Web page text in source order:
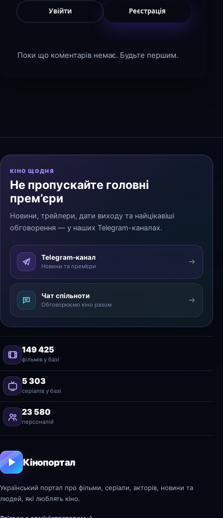
Увійти Реєстрація
Поки що коментарів немає. Будьте першим.
КІНО ЩОДНЯ
Не пропускайте головні
прем’єри
Новини, трейлери, дати виходу та найцікавіші
обговорення — у наших Telegram-каналах.
Telegram-канал
Новини та прем’єри
Чат спільноти
Обговорюємо кіно разом
149 425
фільмів у базі
5 303
серіалів у базі
23 580
персоналій
Кінопортал
Український портал про фільми, серіали, акторів, новини та
людей, які люблять кіно.